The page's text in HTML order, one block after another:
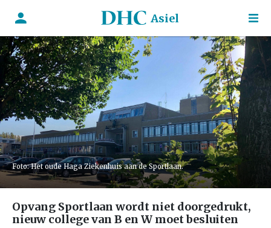
Asiel
Foto: Het oude Haga Ziekenhuis aan de Sportlaan.
Opvang Sportlaan wordt niet doorgedrukt,
nieuw college van B en W moet besluiten